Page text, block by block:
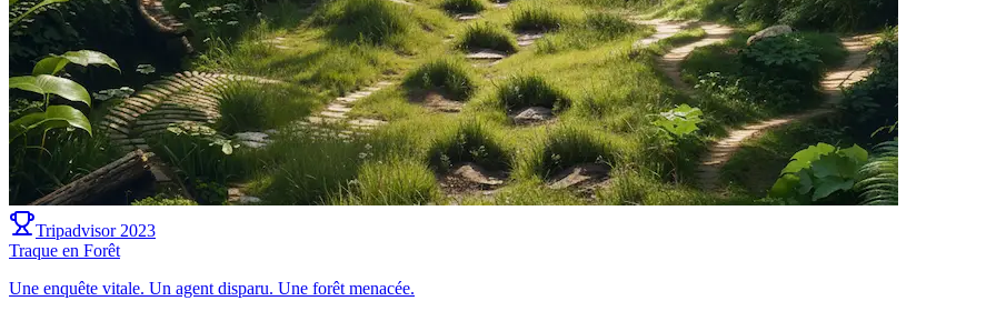
Tripadvisor 2023
Traque en Forêt
Une enquête vitale. Un agent disparu. Une forêt menacée.